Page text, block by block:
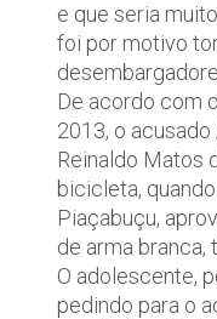
e que seria
foi por motivo
De acordo com
2013, o
Reinaldo Matos
bicicleta,
Piaçabuçu,
de arma branca,
O adolescente,
pedindo para o